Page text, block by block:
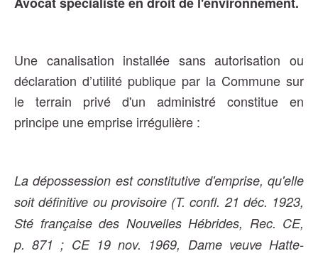
Une canalisation installée sans autorisation ou
déclaration d’utilité publique par la Commune sur
le terrain privé d'un administré constitue en
principe une emprise irrégulière :
La dépossession est constitutive d'emprise, qu'elle
soit définitive ou provisoire (T. confl. 21 déc. 1923,
Sté française des Nouvelles Hébrides, Rec. CE,
p. 871 ; CE 19 nov. 1969, Dame veuve Hatte-